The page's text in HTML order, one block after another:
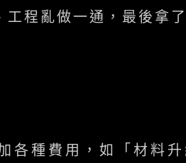
程亂做一通，最後拿
各種費用，如「材料